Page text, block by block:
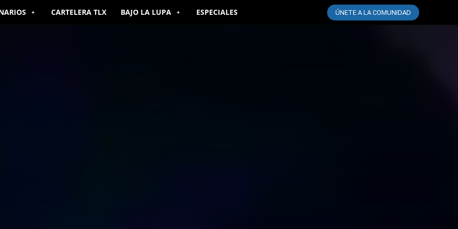
CARTELERA TLX BAJO LA LUPA ESPECIALES ÚNETE A LA COMUNIDAD